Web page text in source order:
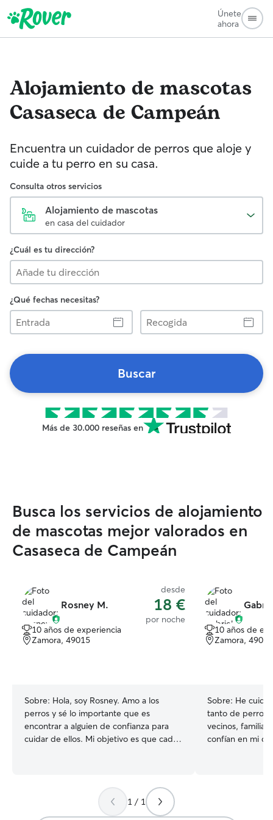
Únete
ahora
Alojamiento de mascotas
Casaseca de Campeán
Encuentra un cuidador de perros que aloje y
cuide a tu perro en su casa.
Consulta otros servicios
Alojamiento de mascotas
en casa del cuidador
¿Cuál es tu dirección?
¿Qué fechas necesitas?
Entrada
Recogida
Buscar
Más de 30.000 reseñas en
Busca los servicios de alojamiento
de mascotas mejor valorados en
Casaseca de Campeán
Rosney M.
desde
18 €
por noche
10 años de experiencia
Zamora, 49015
Sobre: Hola, soy Rosney. Amo a los
perros y sé lo importante que es
encontrar a alguien de confianza para
cuidar de ellos. Mi objetivo es que cada
compañía y mucho cariño, adaptándome
a las necesidades de cada mascota. 🐾
Cuidado con responsabilidad ❤️ Trato
10 años de
Zamora, 49003
Sobre: He
tanto de perros
vecinos,
confían en mi
Tengo
1 / 1